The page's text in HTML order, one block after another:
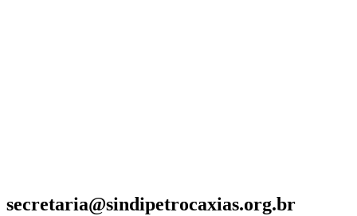
secretaria@sindipetrocaxias.org.br